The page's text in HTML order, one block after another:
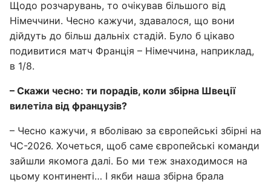
Щодо розчарувань, то очікував більшого від
Німеччини. Чесно кажучи, здавалося, що вони
дійдуть до більш дальніх стадій. Було б цікаво
подивитися матч Франція – Німеччина, наприклад,
в 1/8.
– Скажи чесно: ти порадів, коли збірна Швеції
вилетіла від французів?
– Чесно кажучи, я вболіваю за європейські збірні на
ЧС-2026. Хочеться, щоб саме європейські команди
зайшли якомога далі. Бо ми теж знаходимося на
цьому континенті… І якби наша збірна брала